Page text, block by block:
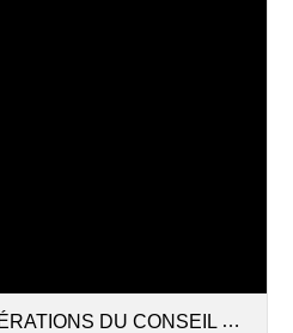
CONSEIL MUNICIPAL DU 08 juin 2026.pdf